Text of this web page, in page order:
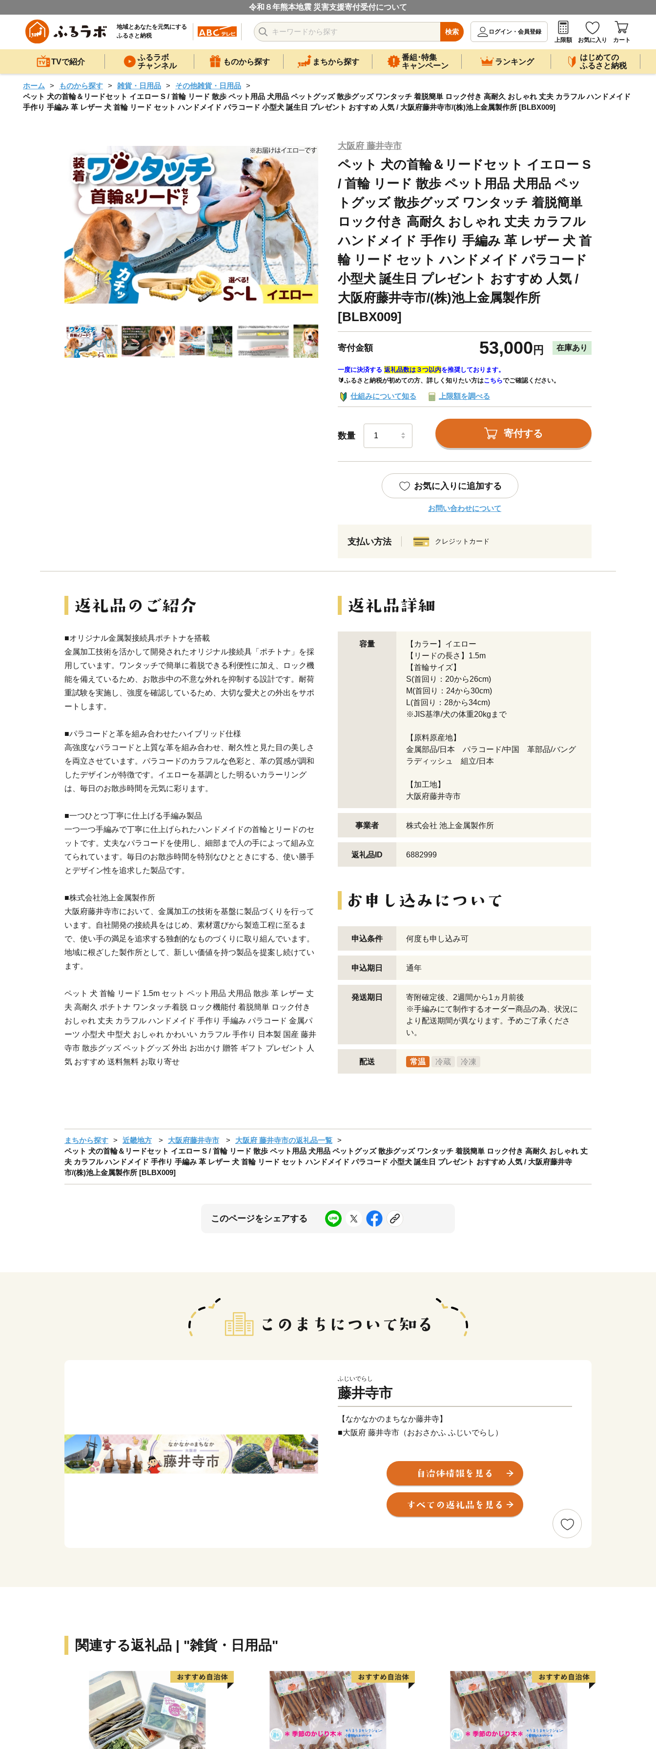
令和８年熊本地震 災害支援寄付受付について
地域とあなたを元気にする
ふるさと納税
検索
ログイン・会員登録
上限額
お気に入り カート
TVで紹介
ふるラボ
チャンネル
ものから探す まちから探す
番組･特集
キャンペーン
ランキング
はじめての
ふるさと納税
ホーム ものから探す 雑貨・日用品
その他雑貨・日用品
ペット 犬の首輪＆リードセット イエロー S / 首輪 リード 散歩 ペット用品 犬用品 ペットグッズ 散歩グッズ ワンタッチ 着脱簡単 ロック付き 高耐久 おしゃれ 丈夫 カラフル ハンドメイド
手作り 手編み 革 レザー 犬 首輪 リード セット ハンドメイド パラコード 小型犬 誕生日 プレゼント おすすめ 人気 / 大阪府藤井寺市/(株)池上金属製作所 [BLBX009]
大阪府 藤井寺市
ペット 犬の首輪＆リードセット イエロー S
/ 首輪 リード 散歩 ペット用品 犬用品 ペッ
トグッズ 散歩グッズ ワンタッチ 着脱簡単
ロック付き 高耐久 おしゃれ 丈夫 カラフル
ハンドメイド 手作り 手編み 革 レザー 犬 首
輪 リード セット ハンドメイド パラコード
小型犬 誕生日 プレゼント おすすめ 人気 /
大阪府藤井寺市/(株)池上金属製作所
[BLBX009]
寄付金額 53,000 円 在庫あり
一度に決済する 返礼品数は３つ以内を推奨しております。
🔰ふるさと納税が初めての方、詳しく知りたい方はこちらでご確認ください。
仕組みについて知る 上限額を調べる
数量 寄付する
お気に入りに追加する
お問い合わせについて
支払い方法 クレジットカード
■オリジナル金属製接続具ポチトナを搭載
金属加工技術を活かして開発されたオリジナル接続具「ポチトナ」を採
用しています。ワンタッチで簡単に着脱できる利便性に加え、ロック機
能を備えているため、お散歩中の不意な外れを抑制する設計です。耐荷
重試験を実施し、強度を確認しているため、大切な愛犬との外出をサポ
ートします。
■パラコードと革を組み合わせたハイブリッド仕様
高強度なパラコードと上質な革を組み合わせ、耐久性と見た目の美しさ
を両立させています。パラコードのカラフルな色彩と、革の質感が調和
したデザインが特徴です。イエローを基調とした明るいカラーリング
は、毎日のお散歩時間を元気に彩ります。
■一つひとつ丁寧に仕上げる手編み製品
一つ一つ手編みで丁寧に仕上げられたハンドメイドの首輪とリードのセ
ットです。丈夫なパラコードを使用し、細部まで人の手によって組み立
てられています。毎日のお散歩時間を特別なひとときにする、使い勝手
とデザイン性を追求した製品です。
■株式会社池上金属製作所
大阪府藤井寺市において、金属加工の技術を基盤に製品づくりを行って
います。自社開発の接続具をはじめ、素材選びから製造工程に至るま
で、使い手の満足を追求する独創的なものづくりに取り組んでいます。
地域に根ざした製作所として、新しい価値を持つ製品を提案し続けてい
ます。
ペット 犬 首輪 リード 1.5m セット ペット用品 犬用品 散歩 革 レザー 丈
夫 高耐久 ポチトナ ワンタッチ着脱 ロック機能付 着脱簡単 ロック付き
おしゃれ 丈夫 カラフル ハンドメイド 手作り 手編み パラコード 金属パ
ーツ 小型犬 中型犬 おしゃれ かわいい カラフル 手作り 日本製 国産 藤井
寺市 散歩グッズ ペットグッズ 外出 お出かけ 贈答 ギフト プレゼント 人
気 おすすめ 送料無料 お取り寄せ
容量
【カラー】イエロー
【リードの長さ】1.5m
【首輪サイズ】
S(首回り：20から26cm)
M(首回り：24から30cm)
L(首回り：28から34cm)
※JIS基準/犬の体重20kgまで
【原料原産地】
金属部品/日本 パラコード/中国 革部品/バング
ラディッシュ 組立/日本
【加工地】
大阪府藤井寺市
事業者 株式会社 池上金属製作所
返礼品ID 6882999
申込条件 何度も申し込み可
申込期日 通年
発送期日
寄附確定後、2週間から1ヵ月前後
※手編みにて制作するオーダー商品の為、状況に
より配送期間が異なります。予めご了承くださ
い。
配送 常温 冷蔵 冷凍
まちから探す 近畿地方 大阪府藤井寺市
大阪府 藤井寺市の返礼品一覧
ペット 犬の首輪＆リードセット イエロー S / 首輪 リード 散歩 ペット用品 犬用品 ペットグッズ 散歩グッズ ワンタッチ 着脱簡単 ロック付き 高耐久 おしゃれ 丈
夫 カラフル ハンドメイド 手作り 手編み 革 レザー 犬 首輪 リード セット ハンドメイド パラコード 小型犬 誕生日 プレゼント おすすめ 人気 / 大阪府藤井寺
市/(株)池上金属製作所 [BLBX009]
このページをシェアする
ふじいでらし
藤井寺市
【なかなかのまちなか藤井寺】
■大阪府 藤井寺市（おおさかふ ふじいでらし）
大阪で一番小さい藤井寺市。3km四方のコンパクトなまちの中に3
つも駅があります。天王寺から電車でたった15分と繁華街へのア
クセスも良好。
市名の由来となっている葛井寺（ふじいでら）は、西国三十三所霊
場の札所として日々巡礼者が絶えず、本堂に安置されている「千手
ご支援いただいた方に、感謝の気持ちを込めてお礼の品をお贈りし
ています。
寄附金額によって内容が異なりますので、下記をご確認ください。
※お礼の品のお届けには1～3ヶ月程度かかることがあります。
関連する返礼品 | "雑貨・日用品"